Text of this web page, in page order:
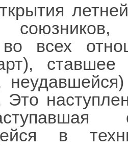
во всех
Это
в